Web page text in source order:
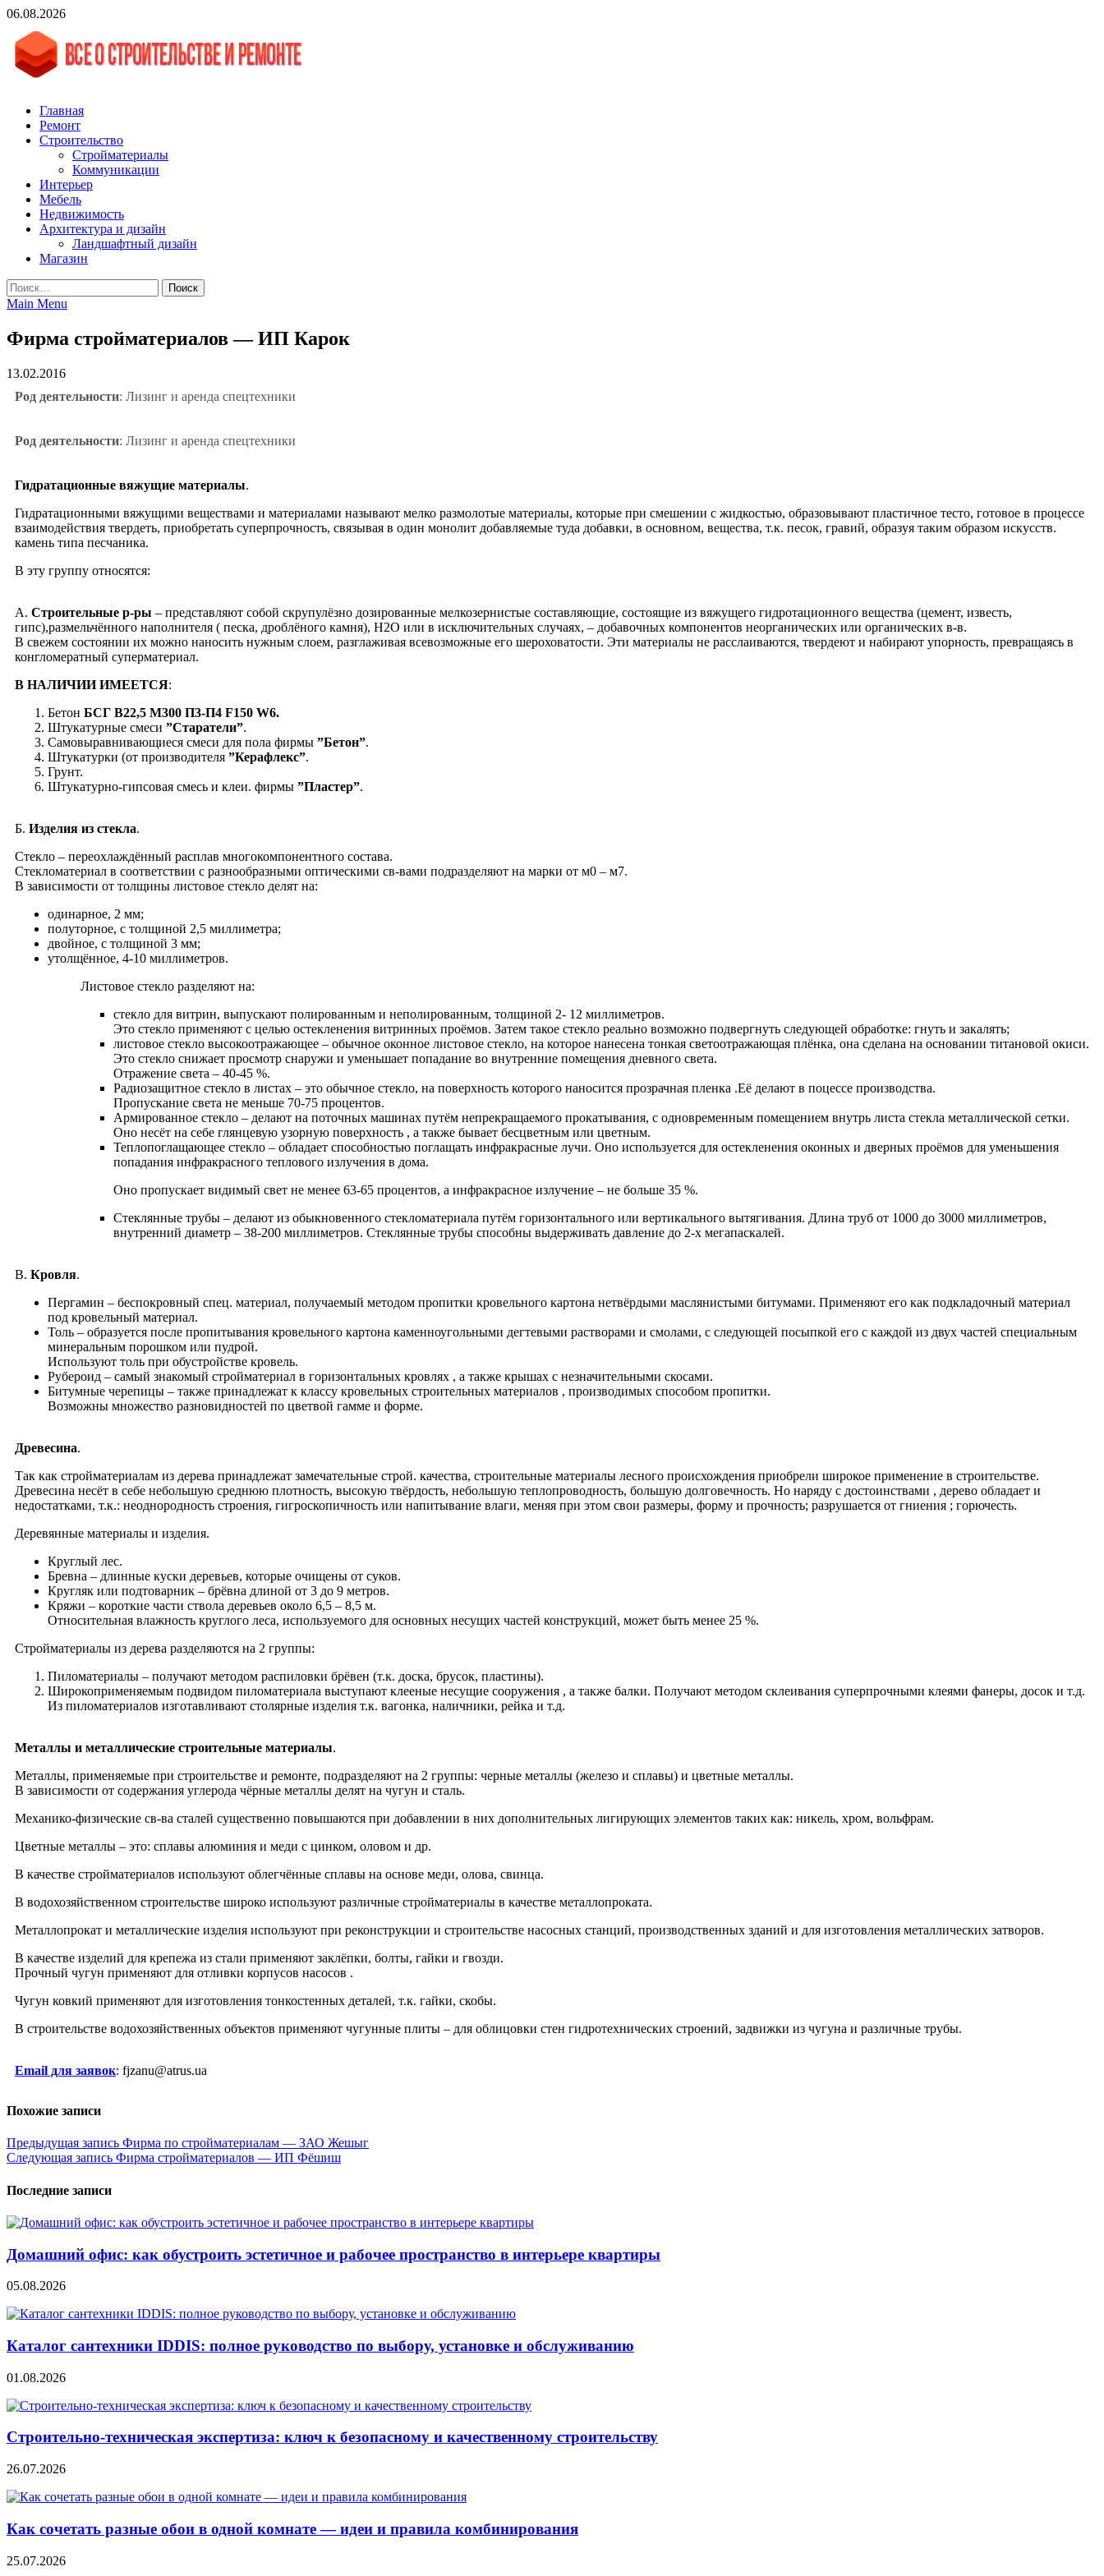
Skip
content
06.08.2026
vgasa.ru
Строительный журнал. Всё о строительстве и ремонтах
Главная
Ремонт
Строительство
Стройматериалы
Коммуникации
Интерьер
Мебель
Недвижимость
Архитектура и дизайн
Ландшафтный дизайн
Магазин
Найти:
Main Menu
Фирма стройматериалов — ИП Карок
13.02.2016
Род деятельности: Лизинг и аренда спецтехники
Род деятельности: Лизинг и аренда спецтехники
Гидратационные вяжущие материалы.
Гидратационными вяжущими веществами и материалами называют мелко размолотые материалы, которые при смешении с жидкостью, образовывают пластичное тесто, готовое в процессе
взаимодействия твердеть, приобретать суперпрочность, связывая в один монолит добавляемые туда добавки, в основном, вещества, т.к. песок, гравий, образуя таким образом искусств.
камень типа песчаника.
В эту группу относятся:
А. Строительные р-ры – представляют собой скрупулёзно дозированные мелкозернистые составляющие, состоящие из вяжущего гидротационного вещества (цемент, известь,
гипс),размельчённого наполнителя ( песка, дроблёного камня), Н2О или в исключительных случаях, – добавочных компонентов неорганических или органических в-в.
В свежем состоянии их можно наносить нужным слоем, разглаживая всевозможные его шероховатости. Эти материалы не расслаиваются, твердеют и набирают упорность, превращаясь в
конгломератный суперматериал.
В НАЛИЧИИ ИМЕЕТСЯ:
Бетон БСГ В22,5 М300 П3-П4 F150 W6.
Штукатурные смеси ”Старатели”.
Самовыравнивающиеся смеси для пола фирмы ”Бетон”.
Штукатурки (от производителя ”Керафлекс”.
Грунт.
Штукатурно-гипсовая смесь и клеи. фирмы ”Пластер”.
Б. Изделия из стекла.
Cтекло – переохлаждённый расплав многокомпонентного состава.
Стекломатериал в соответствии с разнообразными оптическими cв-вами подразделяют на марки от м0 – м7.
В зависимости от толщины листовое стекло делят на:
одинарное, 2 мм;
полуторное, с толщиной 2,5 миллиметра;
двойное, с толщиной 3 мм;
утолщённое, 4-10 миллиметров.
Листовое стекло разделяют на:
стекло для витрин, выпускают полированным и неполированным, толщиной 2- 12 миллиметров.
Это стекло применяют с целью остекленения витринных проёмов. Затем такое стекло реально возможно подвергнуть следующей обработке: гнуть и закалять;
листовое стекло высокоотражающее – обычное оконное листовое стекло, на которое нанесена тонкая светоотражающая плёнка, она сделана на основании титановой окиси.
Это стекло снижает просмотр снаружи и уменьшает попадание во внутренние помещения дневного света.
Отражение света – 40-45 %.
Радиозащитное стекло в листах – это обычное стекло, на поверхность которого наносится прозрачная пленка .Её делают в поцессе производства.
Пропускание света не меньше 70-75 процентов.
Армированное стекло – делают на поточных машинах путём непрекращаемого прокатывания, с одновременным помещением внутрь листа стекла металлической сетки.
Оно несёт на себе глянцевую узорную поверхность , а также бывает бесцветным или цветным.
Теплопоглащающее стекло – обладает способностью поглащать инфракрасные лучи. Оно используется для остекленения оконных и дверных проёмов для уменьшения
попадания инфракрасного теплового излучения в дома.
Оно пропускает видимый свет не менее 63-65 процентов, а инфракрасное излучение – не больше 35 %.
Cтеклянные трубы – делают из обыкновенного стекломатериала путём горизонтального или вертикального вытягивания. Длина труб от 1000 до 3000 миллиметров,
внутренний диаметр – 38-200 миллиметров. Стеклянные трубы способны выдерживать давление до 2-х мегапаскалей.
В. Кровля.
Пергамин – беспокровный спец. материал, получаемый методом пропитки кровельного картона нетвёрдыми маслянистыми битумами. Применяют его как подкладочный материал
под кровельный материал.
Толь – образуется после пропитывания кровельного картона каменноугольными дегтевыми растворами и смолами, с следующей посыпкой его с каждой из двух частей специальным
минеральным порошком или пудрой.
Используют толь при обустройстве кровель.
Рубероид – самый знакомый стройматериал в горизонтальных кровлях , а также крышах с незначительными скосами.
Битумные черепицы – также принадлежат к классу кровельных строительных материалов , производимых способом пропитки.
Возможны множество разновидностей по цветвой гамме и форме.
Древесина.
Так как стройматериалам из дерева принадлежат замечательные строй. качества, строительные материалы лесного происхождения приобрели широкое применение в строительстве.
Древесина несёт в себе небольшую среднюю плотность, высокую твёрдость, небольшую теплопроводность, большую долговечность. Но наряду с достоинствами , дерево обладает и
недостатками, т.к.: неоднородность строения, гигроскопичность или напитывание влаги, меняя при этом свои размеры, форму и прочность; разрушается от гниения ; горючесть.
Деревянные материалы и изделия.
Круглый лес.
Бревна – длинные куски деревьев, которые очищены от суков.
Кругляк или подтоварник – брёвна длиной от 3 до 9 метров.
Кряжи – короткие части ствола деревьев около 6,5 – 8,5 м.
Относительная влажность круглого леса, используемого для основных несущих частей конструкций, может быть менее 25 %.
Стройматериалы из дерева разделяются на 2 группы:
Пиломатериалы – получают методом распиловки брёвен (т.к. доска, брусок, пластины).
Широкоприменяемым подвидом пиломатериала выступают клееные несущие сооружения , а также балки. Получают методом склеивания суперпрочными клеями фанеры, досок и т.д.
Из пиломатериалов изготавливают столярные изделия т.к. вагонка, наличники, рейка и т.д.
Металлы и металлические строительные материалы.
Металлы, применяемые при строительстве и ремонте, подразделяют на 2 группы: черные металлы (железо и сплавы) и цветные металлы.
В зависимости от содержания углерода чёрные металлы делят на чугун и сталь.
Механико-физические св-ва сталей существенно повышаются при добавлении в них дополнительных лигирующих элементов таких как: никель, хром, вольфрам.
Цветные металлы – это: сплавы алюминия и меди с цинком, оловом и др.
В качестве стройматериалов используют облегчённые сплавы на основе меди, олова, свинца.
В водохозяйственном строительстве широко используют различные стройматериалы в качестве металлопроката.
Металлопрокат и металлические изделия используют при реконструкции и строительстве насосных станций, производственных зданий и для изготовления металлических затворов.
В качестве изделий для крепежа из стали применяют заклёпки, болты, гайки и гвозди.
Прочный чугун применяют для отливки корпусов насосов .
Чугун ковкий применяют для изготовления тонкостенных деталей, т.к. гайки, скобы.
В строительстве водохозяйственных объектов применяют чугунные плиты – для облицовки стен гидротехнических строений, задвижки из чугуна и различные трубы.
Email для заявок: fjzanu@atrus.ua
Похожие записи
Навигация
по
записям
Предыдущая запись Фирма по стройматериалам — ЗАО Жешыг
Следующая запись Фирма стройматериалов — ИП Фёшиш
Последние записи
Домашний офис: как обустроить эстетичное и рабочее пространство в интерьере квартиры
05.08.2026
Каталог сантехники IDDIS: полное руководство по выбору, установке и обслуживанию
01.08.2026
Строительно‑техническая экспертиза: ключ к безопасному и качественному строительству
26.07.2026
Как сочетать разные обои в одной комнате — идеи и правила комбинирования
25.07.2026